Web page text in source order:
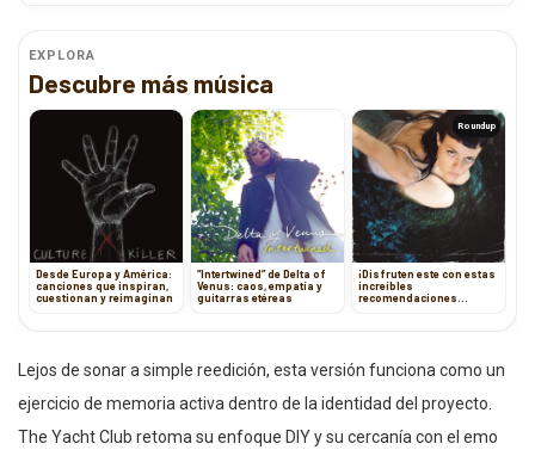
EXPLORA
Descubre más música
Desde Europa y América:
canciones que inspiran,
cuestionan y reimaginan
“Intertwined” de Delta of
Venus: caos, empatía y
guitarras etéreas
Roundup
¡Disfruten este con estas
increíbles
recomendaciones
Lejos de sonar a simple reedición, esta versión funciona como un
ejercicio de memoria activa dentro de la identidad del proyecto.
The Yacht Club retoma su enfoque DIY y su cercanía con el emo